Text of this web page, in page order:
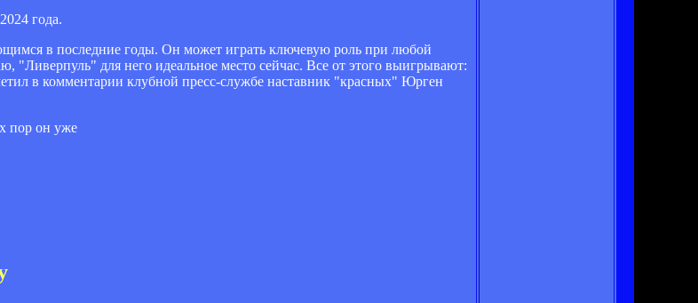
года.
в последние годы. Он может играть ключевую роль при любой
для него идеальное место сейчас. Все от этого выигрывают:
в комментарии клубной пресс-службе наставник "красных" Юрген
пор он уже